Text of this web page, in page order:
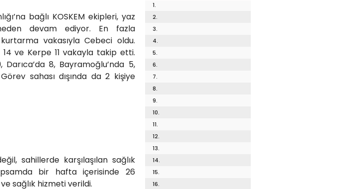
bağlı KOSKEM ekipleri, yaz
devam ediyor. En fazla
vakasıyla Cebeci oldu.
14 ve Kerpe 11 vakayla takip etti.
Darıca’da 8, Bayramoğlu’nda 5,
sahası dışında da 2 kişiye
sahillerde karşılaşılan sağlık
bir hafta içerisinde 26
sağlık hizmeti verildi.
1.
2.
3.
4.
5.
6.
7.
8.
9.
10.
11.
12.
13.
14.
15.
16.